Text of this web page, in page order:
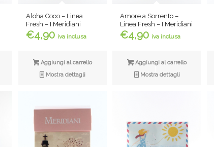
Aloha Coco – Linea
Fresh – I Meridiani
€4,90 iva inclusa
Aggiungi al carrello
Mostra dettagli
Amore a Sorrento –
Linea Fresh – I Meridiani
€4,90 iva inclusa
Aggiungi al carrello
Mostra dettagli